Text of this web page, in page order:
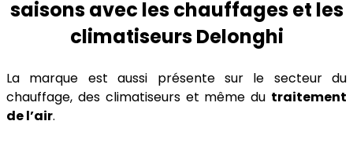
saisons avec les chauffages et les
climatiseurs Delonghi
La marque est aussi présente sur le secteur du
chauffage, des climatiseurs et même du traitement
de l’air.